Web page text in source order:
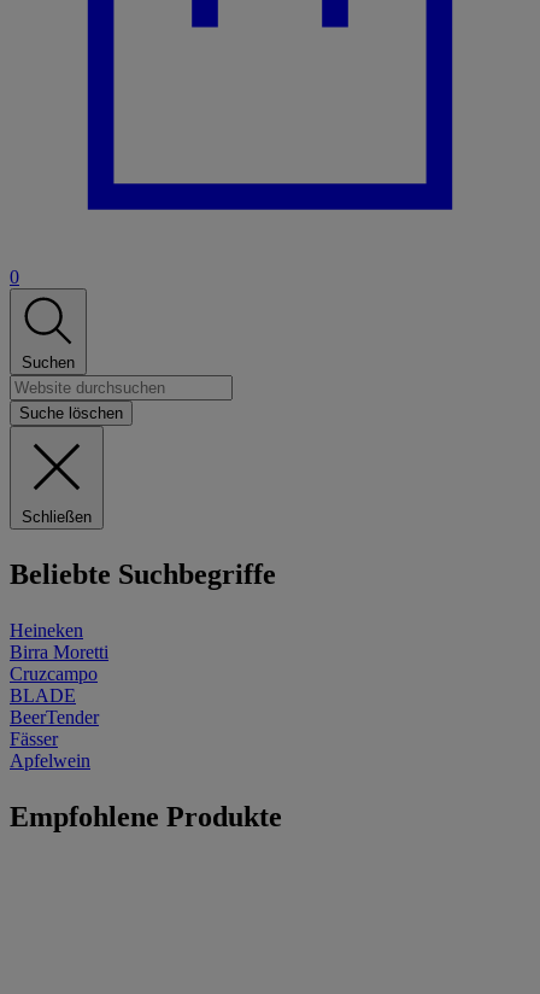
0
Suchen
Suche löschen
Schließen
Beliebte Suchbegriffe
Heineken
Birra Moretti
Cruzcampo
BLADE
BeerTender
Fässer
Apfelwein
Empfohlene Produkte